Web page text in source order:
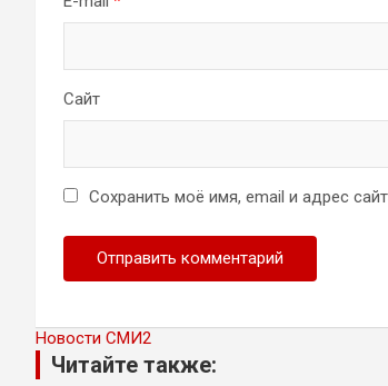
Сайт
Сохранить моё имя, email и адрес
Новости СМИ2
Читайте также: